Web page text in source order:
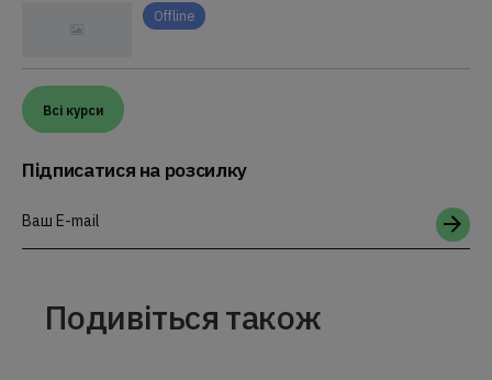
Offline
Всі курси
Підписатися на розсилку
Ваш E-mail
Подивіться також